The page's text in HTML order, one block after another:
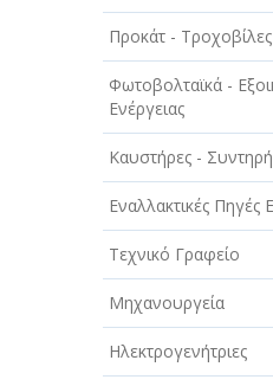
Προκάτ - Τροχοβίλες
Φωτοβολταϊκά -
Ενέργειας
Καυστήρες -
Εναλλακτικές Πηγές
Τεχνικό Γραφείο
Μηχανουργεία
Ηλεκτρογενήτριες